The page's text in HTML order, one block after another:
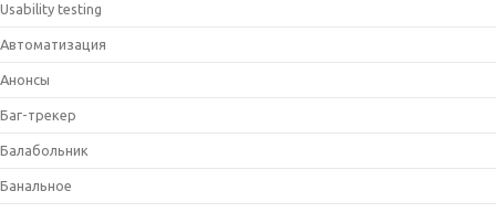
Usability testing
Автоматизация
Анонсы
Баг-трекер
Балабольник
Банальное